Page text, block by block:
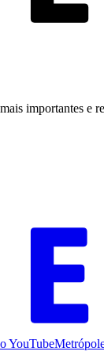
importantes e
YouTube